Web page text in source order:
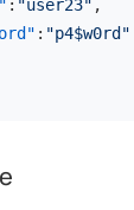
: "user23" ,
: "p4$w0rd"